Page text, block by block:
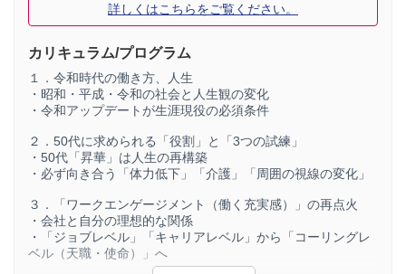
本セミナーでは、昭和・平成の仕事観を「令和
版」へと昇華させ、生涯現役でいきいきと輝くた
めの具体的なマインドセットと行動指針をお伝え
します。
詳しくはこちらをご覧ください。
カリキュラム/プログラム
１．令和時代の働き方、人生
・昭和・平成・令和の社会と人生観の変化
・令和アップデートが生涯現役の必須条件
２．50代に求められる「役割」と「3つの試練」
・50代「昇華」は人生の再構築
・必ず向き合う「体力低下」「介護」「周囲の視線の変化」
３．「ワークエンゲージメント（働く充実感）」の再点火
・会社と自分の理想的な関係
・「ジョブレベル」「キャリアレベル」から「コーリングレ
ベル（天職・使命）」へ